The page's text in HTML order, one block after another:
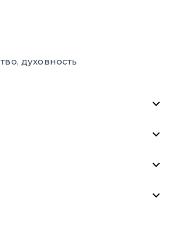
духовность